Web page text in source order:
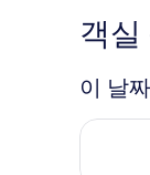
객실
이 날
오늘 밤